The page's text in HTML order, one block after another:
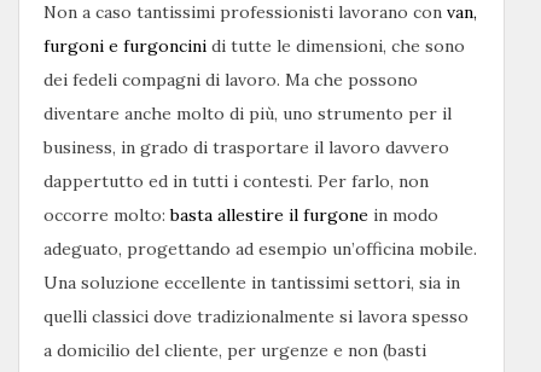
Non a caso tantissimi professionisti lavorano con van,
furgoni e furgoncini di tutte le dimensioni, che sono
dei fedeli compagni di lavoro. Ma che possono
diventare anche molto di più, uno strumento per il
business, in grado di trasportare il lavoro davvero
dappertutto ed in tutti i contesti. Per farlo, non
occorre molto:basta allestire il furgone in modo
adeguato, progettando ad esempio un’officina mobile.
Una soluzione eccellente in tantissimi settori, sia in
quelli classici dove tradizionalmente si lavora spesso
a domicilio del cliente, per urgenze e non (basti